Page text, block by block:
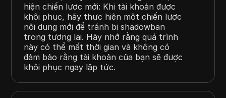
hiện chiến lược mới: Khi tài khoản được
khôi phục, hãy thực hiện một chiến lược
nội dung mới để tránh bị shadowban
trong tương lai. Hãy nhớ rằng quá trình
này có thể mất thời gian và không có
đảm bảo rằng tài khoản của bạn sẽ được
khôi phục ngay lập tức.